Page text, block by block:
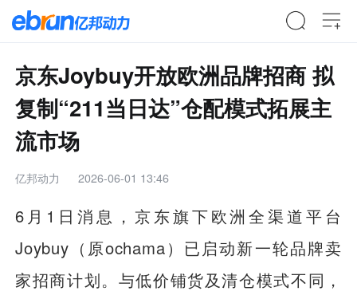
京东Joybuy开放欧洲品牌招商 拟
复制“211当日达”仓配模式拓展主
流市场
亿邦动力 2026-06-01 13:46
6月1日消息，京东旗下欧洲全渠道平台
Joybuy（原ochama）已启动新一轮品牌卖
家招商计划。与低价铺货及清仓模式不同，